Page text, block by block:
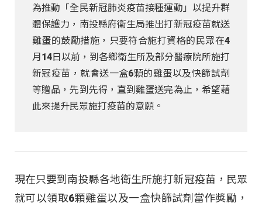
為推動「全民新冠肺炎疫苗接種運動」以提升群
體保護力，南投縣府衛生局推出打新冠疫苗就送
雞蛋的鼓勵措施，只要符合施打資格的民眾在4
月14日以前，到各鄉衛生所及部分醫療院所施打
新冠疫苗，就會送一盒6顆的雞蛋以及快篩試劑
等贈品，先到先得，直到雞蛋送完為止，希望藉
此來提升民眾施打疫苗的意願。
現在只要到南投縣各地衛生所施打新冠疫苗，民眾
就可以領取6顆雞蛋以及一盒快篩試劑當作獎勵，